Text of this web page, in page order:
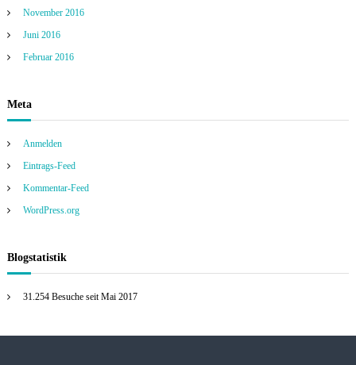
November 2016
Juni 2016
Februar 2016
Meta
Anmelden
Eintrags-Feed
Kommentar-Feed
WordPress.org
Blogstatistik
31.254 Besuche seit Mai 2017